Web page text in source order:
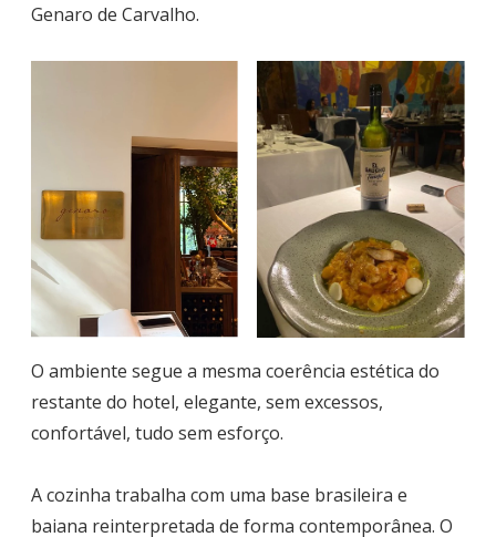
Genaro de Carvalho.
O ambiente segue a mesma coerência estética do
restante do hotel, elegante, sem excessos,
confortável, tudo sem esforço.
A cozinha trabalha com uma base brasileira e
baiana reinterpretada de forma contemporânea. O